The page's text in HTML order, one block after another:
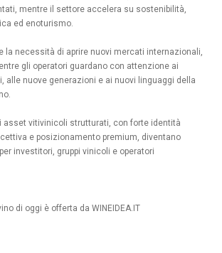
mentre il settore accelera su sostenibilità,
ed enoturismo.
la necessità di aprire nuovi mercati internazionali,
gli operatori guardano con attenzione ai
alle nuove generazioni e ai nuovi linguaggi della
asset vitivinicoli strutturati, con forte identità
e posizionamento premium, diventano
investitori, gruppi vinicoli e operatori
di oggi è offerta da WINEIDEA.IT